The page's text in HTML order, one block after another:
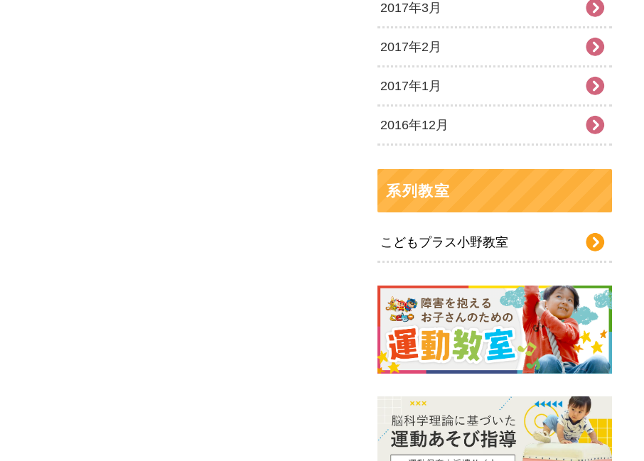
2017年3月
2017年2月
2017年1月
2016年12月
系列教室
こどもプラス小野教室